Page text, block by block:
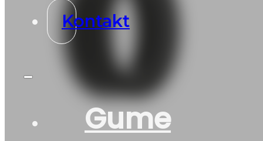
Kontakt
Gume